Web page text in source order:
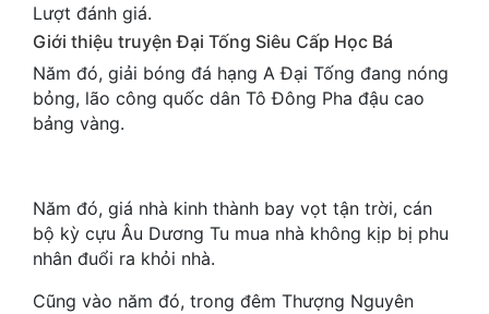
Du Hí
Dã Sử
Dị Giới
Gia Đấu
Góc Nhìn Nam
Góc Nhìn Nữ
Lượt đánh giá.
Giới thiệu truyện Đại Tống Siêu Cấp Học Bá
Năm đó, giải bóng đá hạng A Đại Tống đang nóng
bỏng, lão công quốc dân Tô Đông Pha đậu cao
bảng vàng.
Năm đó, giá nhà kinh thành bay vọt tận trời, cán
bộ kỳ cựu Âu Dương Tu mua nhà không kịp bị phu
nhân đuổi ra khỏi nhà.
Cũng vào năm đó, trong đêm Thượng Nguyên